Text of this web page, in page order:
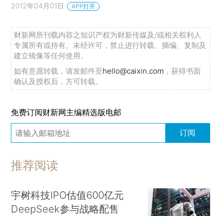
2012年04月01日 APP打开
财新网所刊载内容之知识产权为财新传媒及/或相关权利人
专属所有或持有。未经许可，禁止进行转载、摘编、复制及
建立镜像等任何使用。
如有意愿转载，请发邮件至hello@caixin.com ，获得书面
确认及授权后，方可转载。
免费订阅财新网主编精选版电邮
订阅
推荐阅读
宇树科技IPO估值600亿元
DeepSeek参与战略配售